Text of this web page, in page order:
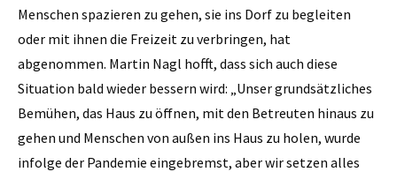
Menschen spazieren zu gehen, sie ins Dorf zu begleiten
oder mit ihnen die Freizeit zu verbringen, hat
abgenommen. Martin Nagl hofft, dass sich auch diese
Situation bald wieder bessern wird: „Unser grundsätzliches
Bemühen, das Haus zu öffnen, mit den Betreuten hinaus zu
gehen und Menschen von außen ins Haus zu holen, wurde
infolge der Pandemie eingebremst, aber wir setzen alles